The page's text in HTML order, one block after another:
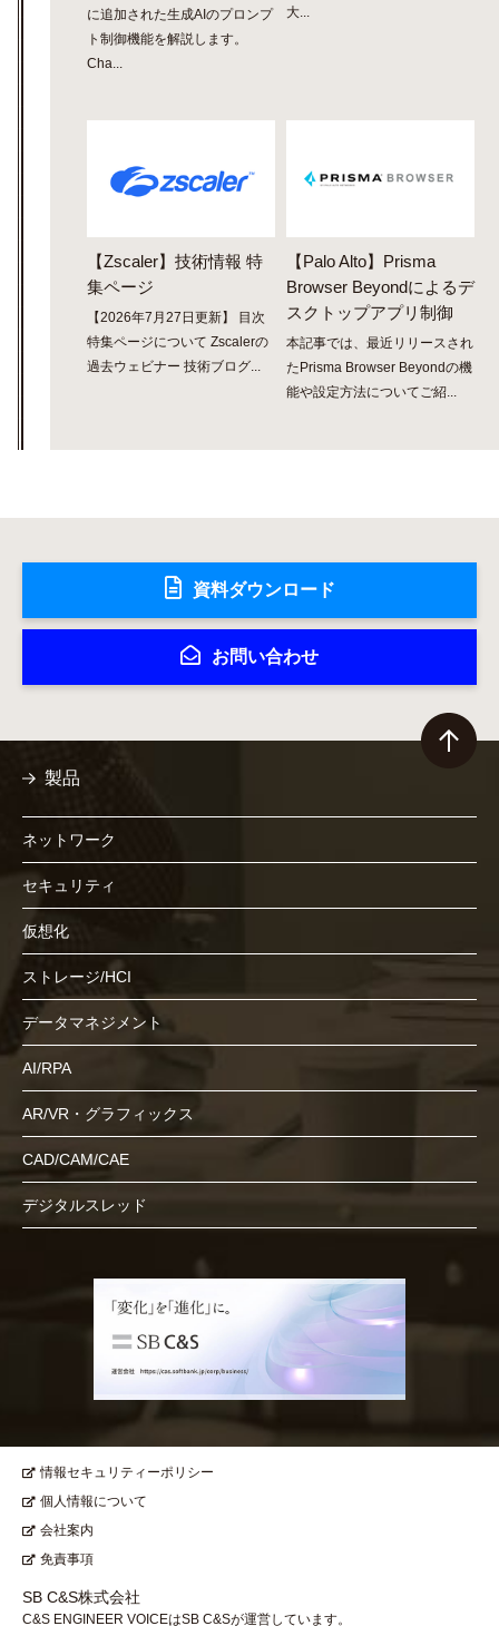
に追加された生成AIのプロンプ
ト制御機能を解説します。
Cha...
大...
【Zscaler】技術情報 特
集ページ
【2026年7月27日更新】 目次
特集ページについて Zscalerの
過去ウェビナー 技術ブログ...
【Palo Alto】Prisma
Browser Beyondによるデ
スクトップアプリ制御
本記事では、最近リリースされ
たPrisma Browser Beyondの機
能や設定方法についてご紹...
資料ダウンロード
お問い合わせ
製品
ネットワーク
セキュリティ
仮想化
ストレージ/HCI
データマネジメント
AI/RPA
AR/VR・グラフィックス
CAD/CAM/CAE
デジタルスレッド
情報セキュリティーポリシー
個人情報について
会社案内
免責事項
SB C&S株式会社
C&S ENGINEER VOICEはSB C&Sが運営しています。